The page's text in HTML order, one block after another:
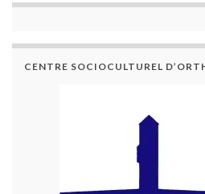
CENTRE SOCIOCULTUREL